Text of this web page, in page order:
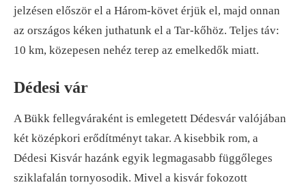
jelzésen először el a Három-követ érjük el, majd onnan
az országos kéken juthatunk el a Tar-kőhöz. Teljes táv:
10 km, közepesen nehéz terep az emelkedők miatt.
Dédesi vár
A Bükk fellegváraként is emlegetett Dédesvár valójában
két középkori erődítményt takar. A kisebbik rom, a
Dédesi Kisvár hazánk egyik legmagasabb függőleges
sziklafalán tornyosodik. Mivel a kisvár fokozott